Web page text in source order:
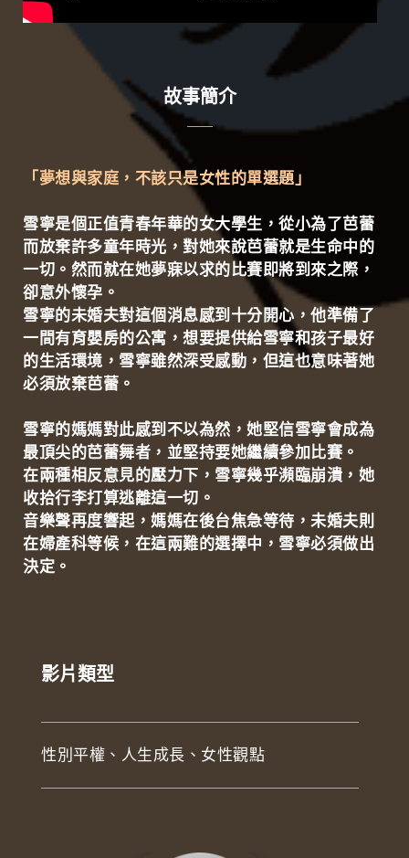
故事簡介
「夢想與家庭，不該只是女性的單選題」
雪寧是個正值青春年華的女大學生，從小為了芭蕾
而放棄許多童年時光，對她來說芭蕾就是生命中的
一切。然而就在她夢寐以求的比賽即將到來之際，
卻意外懷孕。
雪寧的未婚夫對這個消息感到十分開心，他準備了
一間有育嬰房的公寓，想要提供給雪寧和孩子最好
的生活環境，雪寧雖然深受感動，但這也意味著她
必須放棄芭蕾。
雪寧的媽媽對此感到不以為然，她堅信雪寧會成為
最頂尖的芭蕾舞者，並堅持要她繼續參加比賽。
在兩種相反意見的壓力下，雪寧幾乎瀕臨崩潰，她
收拾行李打算逃離這一切。
音樂聲再度響起，媽媽在後台焦急等待，未婚夫則
在婦產科等候，在這兩難的選擇中，雪寧必須做出
決定。
影片類型
性別平權、人生成長、女性觀點